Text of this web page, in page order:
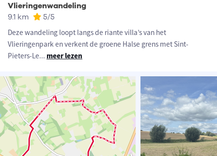
Vlieringenwandeling
9.1 km 5/5
Deze wandeling loopt langs de riante villa’s van het
Vlieringenpark en verkent de groene Halse grens met Sint-
Pieters-Le... meer lezen